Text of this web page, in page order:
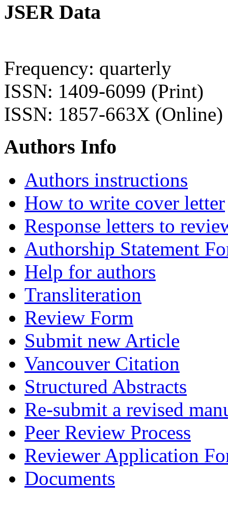
JSER Data
Frequency: quarterly
ISSN: 1409-6099 (Print)
ISSN: 1857-663X (Online)
Authors Info
Authors instructions
How to write cover letter
Response letters to
Authorship Statement
Help for authors
Transliteration
Review Form
Submit new Article
Vancouver Citation
Structured Abstracts
Re-submit a revised
Peer Review Process
Reviewer Application
Documents